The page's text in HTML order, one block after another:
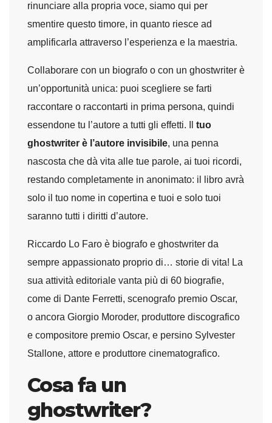
rinunciare alla propria voce, siamo qui per
smentire questo timore, in quanto riesce ad
amplificarla attraverso l’esperienza e la maestria.
Collaborare con un biografo o con un ghostwriter è
un’opportunità unica: puoi scegliere se farti
raccontare o raccontarti in prima persona, quindi
essendone tu l’autore a tutti gli effetti. Il tuo
ghostwriter è l’autore invisibile, una penna
nascosta che dà vita alle tue parole, ai tuoi ricordi,
restando completamente in anonimato: il libro avrà
solo il tuo nome in copertina e tuoi e solo tuoi
saranno tutti i diritti d’autore.
Riccardo Lo Faro è biografo e ghostwriter da
sempre appassionato proprio di… storie di vita! La
sua attività editoriale vanta più di 60 biografie,
come di Dante Ferretti, scenografo premio Oscar,
o ancora Giorgio Moroder, produttore discografico
e compositore premio Oscar, e persino Sylvester
Stallone, attore e produttore cinematografico.
Cosa fa un
ghostwriter?